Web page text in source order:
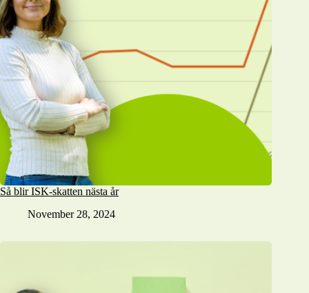
Så blir ISK-skatten nästa år
November 28, 2024